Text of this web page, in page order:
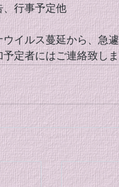
、行事予定他
イルス蔓延から、急
定者にはご連絡致し